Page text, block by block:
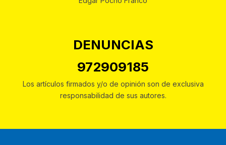
DENUNCIAS
972909185
Los artículos firmados y/o de opinión son de exclusiva
responsabilidad de sus autores.